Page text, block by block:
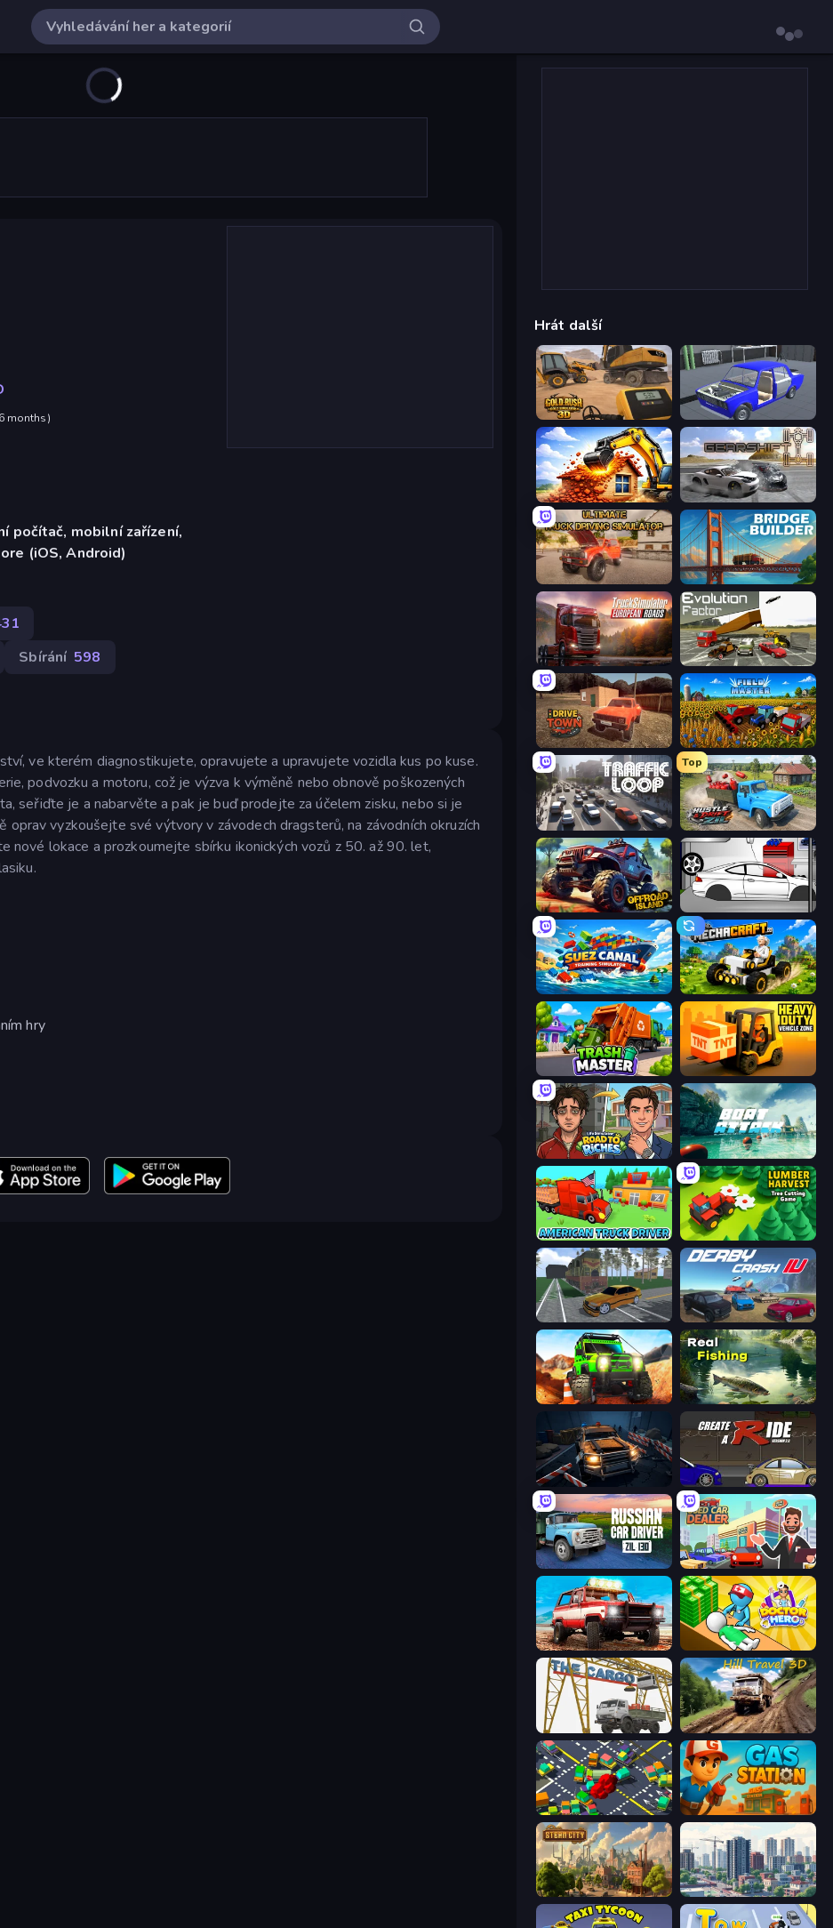
months)
počítač, mobilní zařízení,
(iOS, Android)
Sbírání 598
ve kterém diagnostikujete, opravujete a upravujete vozidla kus po kuse.
podvozku a motoru, což je výzva k výměně nebo obnově poškozených
seřiďte je a nabarvěte a pak je buď prodejte za účelem zisku, nebo si je
vyzkoušejte své výtvory v závodech dragsterů, na závodních okruzích
nové lokace a prozkoumejte sbírku ikonických vozů z 50. až 90. let,
hry
Hrát další
Gold Rush: Gold Simulator 3D Taz Mechanic Simulator
City Constructor Gearshift One
Ultimate Truck Driving Simulator 2020 Bridge Builder
Truck Simulator: European Roads Evolution Factor
DriveTown Field Master
Traffic Loop
Top
Hustle & Drift in ZIL
Offroad Island Drag Racer V2
Suez Canal Training Simulator Mechacraft.io
Trash Master
Life Simulator: Road to Riches Boat Attack
American Truck Driver Lumber Harvest: Tree Cutting Game
Obby: Car Crash Sandbox Derby Crash 4
Offroad Life 3D Real Fishing Simulator
Cars vs Zombies Create-A-Ride
Russian Car Driver ZIL 130 Used Car Dealer Tycoon
Offroad Masters Challenge Doctor Hero
The Cargo Hill Travel 3D
Slightly Annoying Traffic Gas Station
Steam City SuperCity 3D